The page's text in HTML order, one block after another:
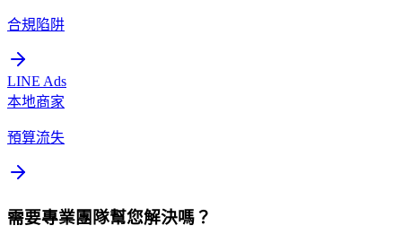
合規陷阱
LINE Ads
本地商家
預算流失
需要專業團隊幫您解決嗎？